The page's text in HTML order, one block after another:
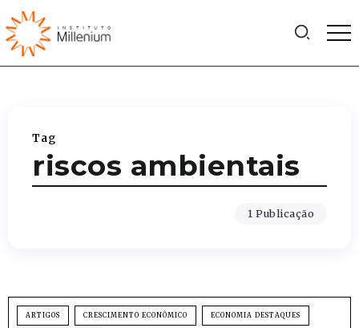
Tag
riscos ambientais
1 Publicação
ARTIGOS CRESCIMENTO ECONÔMICO ECONOMIA DESTAQUES